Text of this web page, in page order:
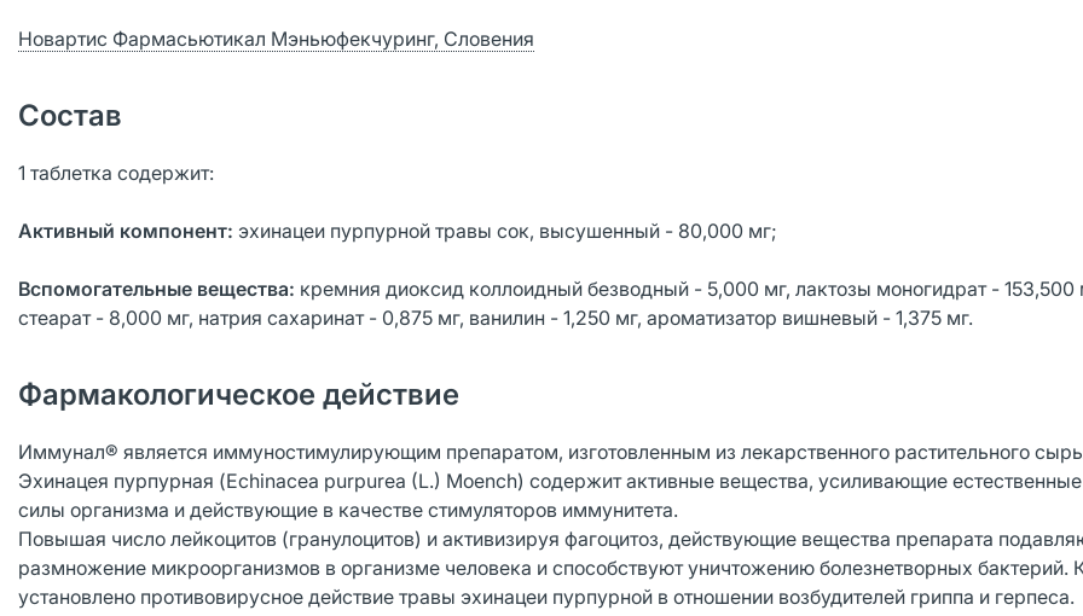
Новартис Фармасьютикал Мэньюфекчуринг, Словения
Состав
1 таблетка содержит:
Активный компонент: эхинацеи пурпурной травы сок, высушенный - 80,000 мг;
Вспомогательные вещества: кремния диоксид коллоидный безводный - 5,000 мг, лактозы моногидрат - 153,500
стеарат - 8,000 мг, натрия сахаринат - 0,875 мг, ванилин - 1,250 мг, ароматизатор вишневый - 1,375 мг.
Фармакологическое действие
Иммунал® является иммуностимулирующим препаратом, изготовленным из лекарственного растительного
Эхинацея пурпурная (Echinacea purpurea (L.) Moench) содержит активные вещества, усиливающие
силы организма и действующие в качестве стимуляторов иммунитета.
Повышая число лейкоцитов (гранулоцитов) и активизируя фагоцитоз, действующие вещества препарата
размножение микроорганизмов в организме человека и способствуют уничтожению болезнетворных бактерий.
установлено противовирусное действие травы эхинацеи пурпурной в отношении возбудителей гриппа и герпеса.